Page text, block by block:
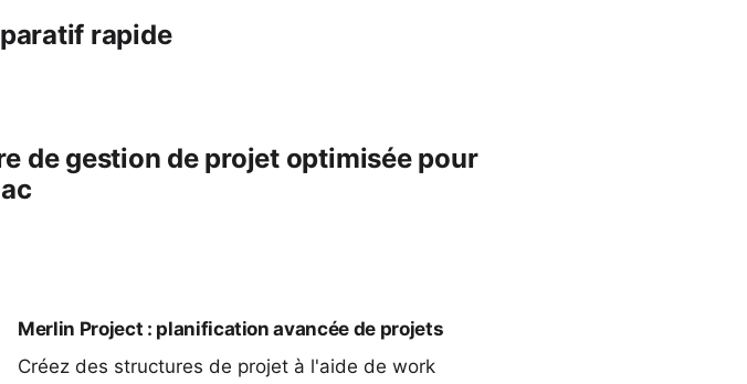
rapide
de gestion de projet optimisée pour
Merlin Project : planification avancée de projets
Créez des structures de projet à l'aide de work